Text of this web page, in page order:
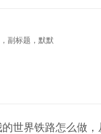
副标题，默默
的世界铁路怎么做